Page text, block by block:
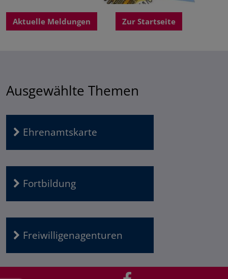
Aktuelle Meldungen Zur Startseite
Ausgewählte Themen
Ehrenamtskarte
Fortbildung
Freiwilligenagenturen